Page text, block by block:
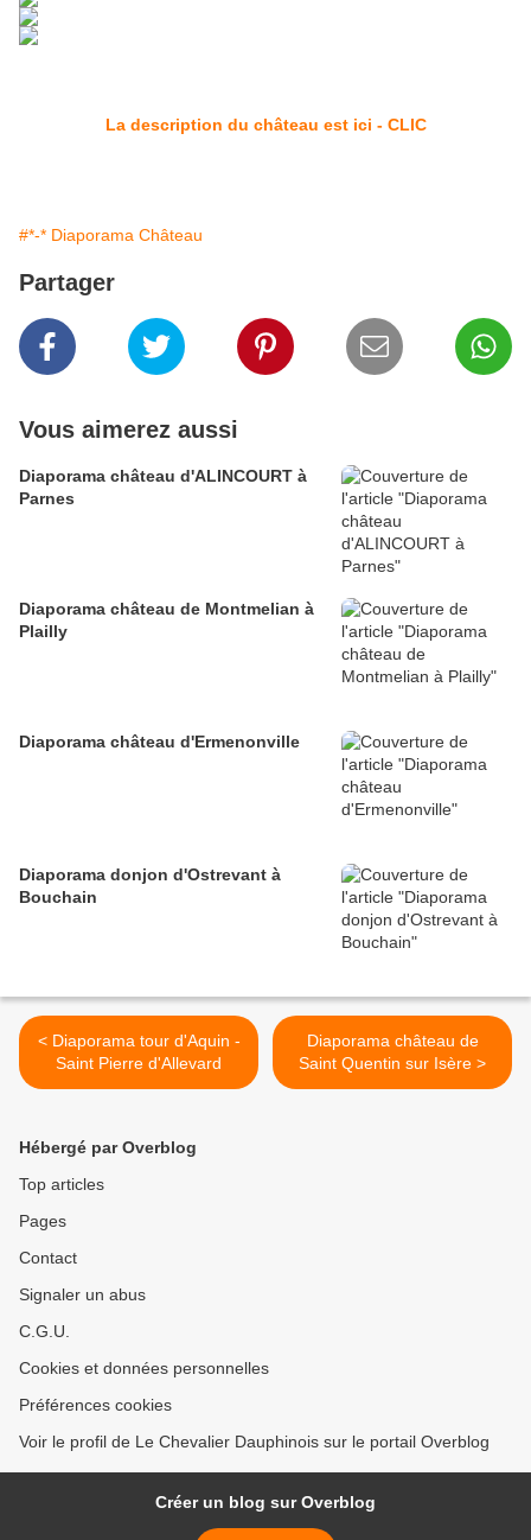
La description du château est ici - CLIC
#*-* Diaporama Château
Partager
Vous aimerez aussi
Diaporama château d'ALINCOURT à
Parnes
Diaporama château de Montmelian à
Plailly
Diaporama château d'Ermenonville
Diaporama donjon d'Ostrevant à
Bouchain
< Diaporama tour d'Aquin -
Saint Pierre d'Allevard
Diaporama château de
Saint Quentin sur Isère >
Hébergé par Overblog
Top articles
Pages
Contact
Signaler un abus
C.G.U.
Cookies et données personnelles
Préférences cookies
Voir le profil de Le Chevalier Dauphinois sur le portail Overblog
Créer un blog sur Overblog